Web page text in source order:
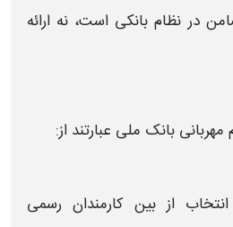
در نظام بانکی است، نه ارائه
مهربانی بانک ملی عبارتند از:
از بین کارمندان رسمی